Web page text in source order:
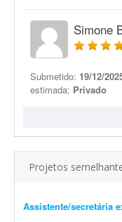
Simone
Submetido: 19/12/
estimada: Privado
Projetos
Assistente/secretária